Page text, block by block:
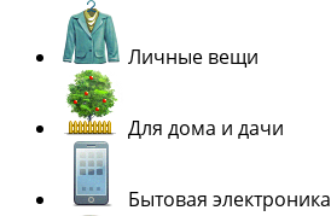
Личные вещи
Для дома и дачи
Бытовая электроника